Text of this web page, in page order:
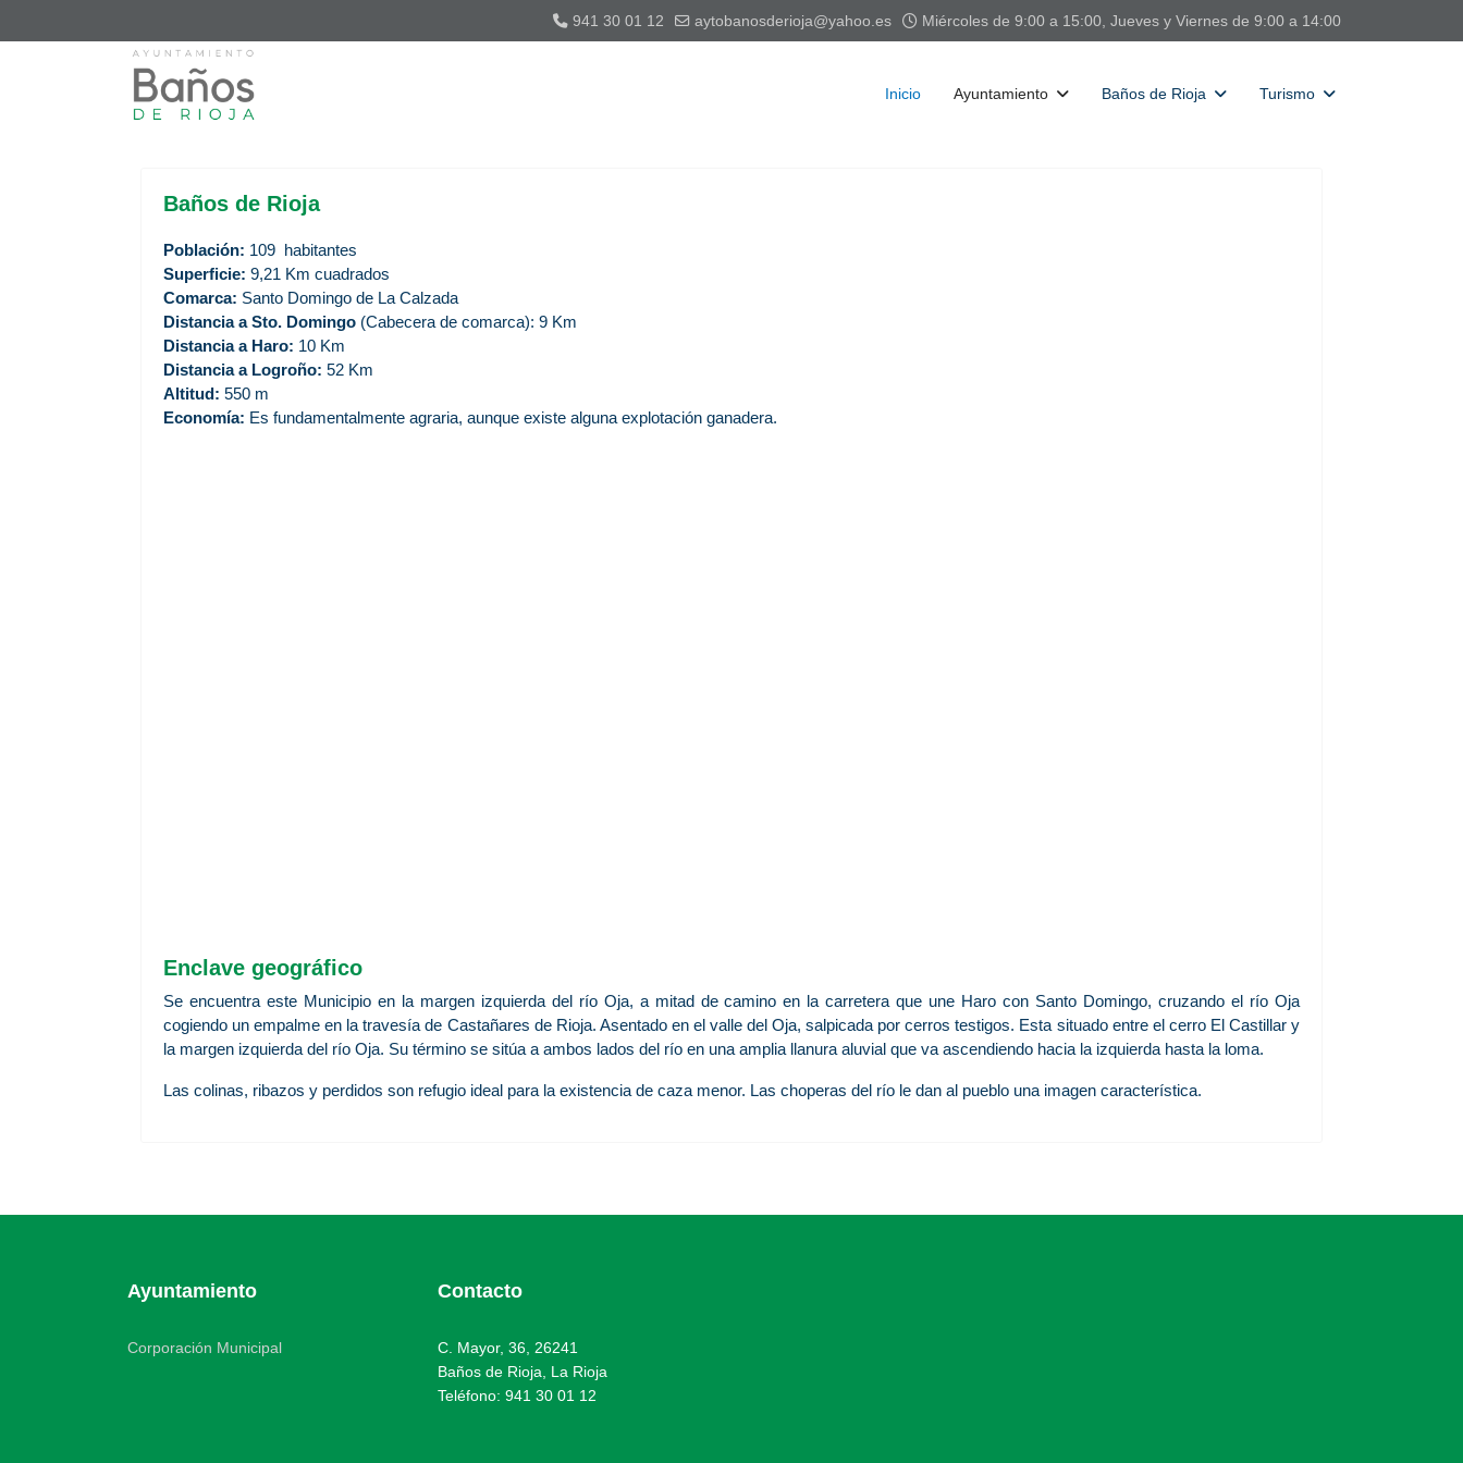
941 30 01 12 aytobanosderioja@yahoo.es Miércoles de 9:00 a 15:00, Jueves y Viernes de 9:00 a 14:00
Inicio Ayuntamiento Baños de Rioja Turismo
Baños de Rioja
Población: 109 habitantes
Superficie: 9,21 Km cuadrados
Comarca: Santo Domingo de La Calzada
Distancia a Sto. Domingo (Cabecera de comarca): 9 Km
Distancia a Haro: 10 Km
Distancia a Logroño: 52 Km
Altitud: 550 m
Economía: Es fundamentalmente agraria, aunque existe alguna explotación ganadera.
Enclave geográfico
Se encuentra este Municipio en la margen izquierda del río Oja, a mitad de camino en la carretera que une Haro con Santo Domingo, cruzando el río Oja
cogiendo un empalme en la travesía de Castañares de Rioja. Asentado en el valle del Oja, salpicada por cerros testigos. Esta situado entre el cerro El Castillar y
la margen izquierda del río Oja. Su término se sitúa a ambos lados del río en una amplia llanura aluvial que va ascendiendo hacia la izquierda hasta la loma.
Las colinas, ribazos y perdidos son refugio ideal para la existencia de caza menor. Las choperas del río le dan al pueblo una imagen característica.
Ayuntamiento
Corporación Municipal
Contacto
C. Mayor, 36, 26241
Baños de Rioja, La Rioja
Teléfono: 941 30 01 12